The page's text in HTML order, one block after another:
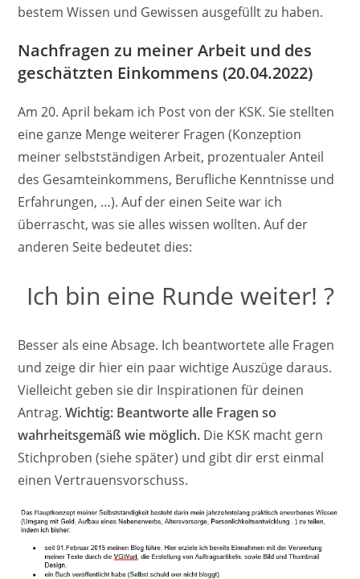
bestem Wissen und Gewissen ausgefüllt zu haben.
Nachfragen zu meiner Arbeit und des
geschätzten Einkommens (20.04.2022)
Am 20. April bekam ich Post von der KSK. Sie stellten
eine ganze Menge weiterer Fragen (Konzeption
meiner selbstständigen Arbeit, prozentualer Anteil
des Gesamteinkommens, Berufliche Kenntnisse und
Erfahrungen, …). Auf der einen Seite war ich
überrascht, was sie alles wissen wollten. Auf der
anderen Seite bedeutet dies:
Ich bin eine Runde weiter! ?
Besser als eine Absage. Ich beantwortete alle Fragen
und zeige dir hier ein paar wichtige Auszüge daraus.
Vielleicht geben sie dir Inspirationen für deinen
Antrag.Wichtig: Beantworte alle Fragen so
wahrheitsgemäß wie möglich. Die KSK macht gern
Stichproben (siehe später) und gibt dir erst einmal
einen Vertrauensvorschuss.